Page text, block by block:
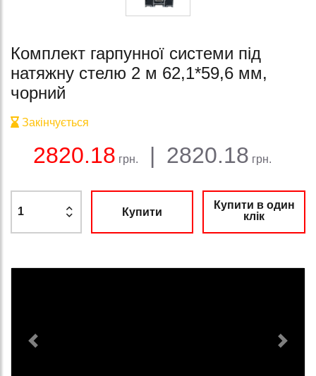
Комплект гарпунної системи під
натяжну стелю 2 м 62,1*59,6 мм,
чорний
Баланс:
Закінчується
2820.18 грн. | 2820.18 грн.
Купити
Купити в один
клік
Previous Next